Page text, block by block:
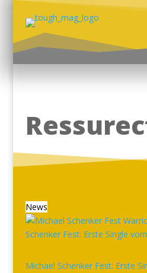
News
Michael Schenker Fest: Erste